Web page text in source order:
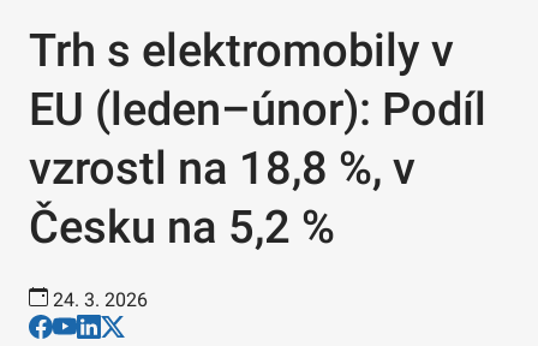
O nás
Trh s elektromobily v
EU (leden–únor): Podíl
vzrostl na 18,8 %, v
Česku na 5,2 %
24. 3. 2026